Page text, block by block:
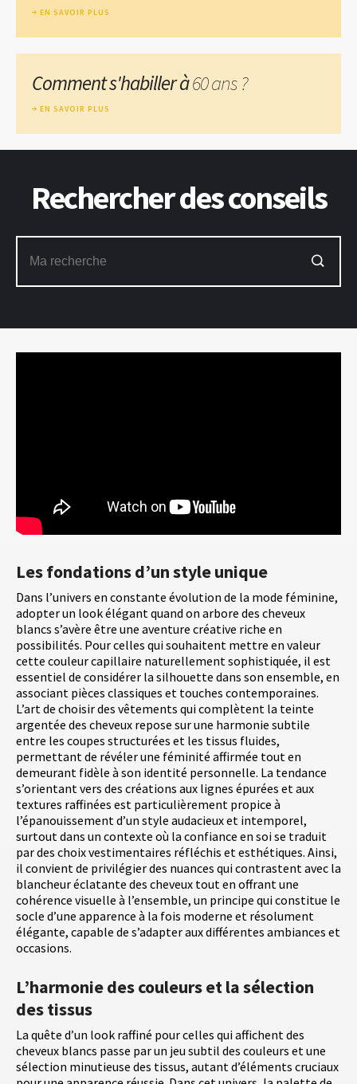
Les fondations d’un style unique
Dans l’univers en constante évolution de la mode féminine,
adopter un look élégant quand on arbore des cheveux
blancs s’avère être une aventure créative riche en
possibilités. Pour celles qui souhaitent mettre en valeur
cette couleur capillaire naturellement sophistiquée, il est
essentiel de considérer la silhouette dans son ensemble, en
associant pièces classiques et touches contemporaines.
L’art de choisir des vêtements qui complètent la teinte
argentée des cheveux repose sur une harmonie subtile
entre les coupes structurées et les tissus fluides,
permettant de révéler une féminité affirmée tout en
demeurant fidèle à son identité personnelle. La tendance
s’orientant vers des créations aux lignes épurées et aux
textures raffinées est particulièrement propice à
l’épanouissement d’un style audacieux et intemporel,
surtout dans un contexte où la confiance en soi se traduit
par des choix vestimentaires réfléchis et esthétiques. Ainsi,
il convient de privilégier des nuances qui contrastent avec la
blancheur éclatante des cheveux tout en offrant une
cohérence visuelle à l’ensemble, un principe qui constitue le
socle d’une apparence à la fois moderne et résolument
élégante, capable de s’adapter aux différentes ambiances et
occasions.
L’harmonie des couleurs et la sélection
des tissus
La quête d’un look raffiné pour celles qui affichent des
cheveux blancs passe par un jeu subtil des couleurs et une
sélection minutieuse des tissus, autant d’éléments cruciaux
EN SAVOIR PLUS
Comment s'habiller à60 ans ?
EN SAVOIR PLUS
Rechercher des conseils